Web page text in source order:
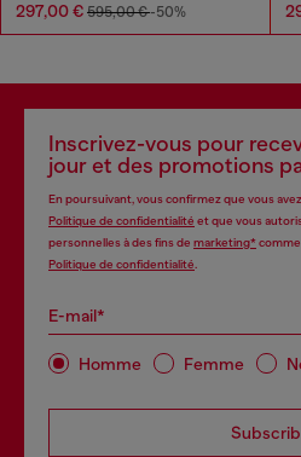
297,00 € 595,00 €-50%
Inscrivez-vous pour
jour et des promotions
En poursuivant, vous confirmez que vous
Politique de confidentialité et que vous
personnelles à des fins de marketing*comme
Politique de confidentialité
E-mail*
Homme Femme